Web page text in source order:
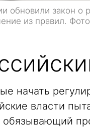
обновили закон о
из правил.
начать
власти
обязывающий